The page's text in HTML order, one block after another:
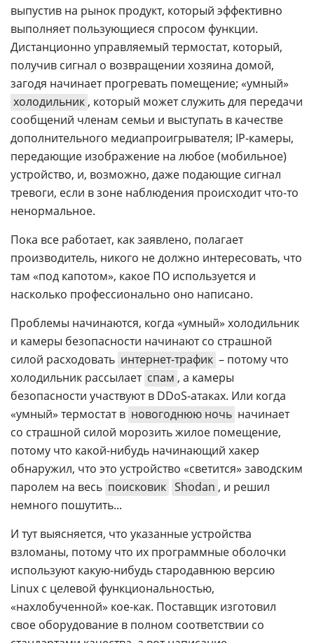
выпустив на рынок продукт, который эффективно
выполняет пользующиеся спросом функции.
Дистанционно управляемый термостат, который,
получив сигнал о возвращении хозяина домой,
загодя начинает прогревать помещение; «умный»
холодильник , который может служить для передачи
сообщений членам семьи и выступать в качестве
дополнительного медиапроигрывателя; IP-камеры,
передающие изображение на любое (мобильное)
устройство, и, возможно, даже подающие сигнал
тревоги, если в зоне наблюдения происходит что-то
ненормальное.
Пока все работает, как заявлено, полагает
производитель, никого не должно интересовать, что
там «под капотом», какое ПО используется и
насколько профессионально оно написано.
Проблемы начинаются, когда «умный» холодильник
и камеры безопасности начинают со страшной
силой расходовать интернет-трафик – потому что
холодильник рассылает спам , а камеры
безопасности участвуют в DDoS-атаках. Или когда
«умный» термостат в новогоднюю ночь начинает
со страшной силой морозить жилое помещение,
потому что какой-нибудь начинающий хакер
обнаружил, что это устройство «светится» заводским
паролем на весь поисковик Shodan , и решил
немного пошутить...
И тут выясняется, что указанные устройства
взломаны, потому что их программные оболочки
используют какую-нибудь стародавнюю версию
Linux с целевой функциональностью,
«нахлобученной» кое-как. Поставщик изготовил
свое оборудование в полном соответствии со